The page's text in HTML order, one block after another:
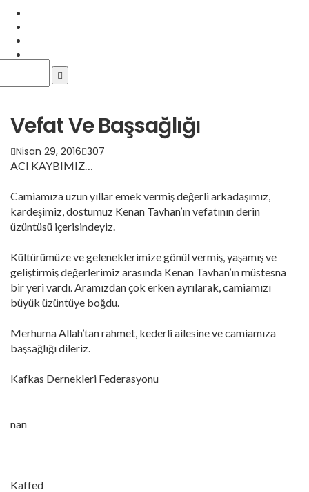
Vefat Ve Başsağlığı
Nisan 29, 2016 307
ACI KAYBIMIZ…
Camiamıza uzun yıllar emek vermiş değerli arkadaşımız,
kardeşimiz, dostumuz Kenan Tavhan’ın vefatının derin
üzüntüsü içerisindeyiz.
Kültürümüze ve geleneklerimize gönül vermiş, yaşamış ve
geliştirmiş değerlerimiz arasında Kenan Tavhan’ın müstesna
bir yeri vardı. Aramızdan çok erken ayrılarak, camiamızı
büyük üzüntüye boğdu.
Merhuma Allah’tan rahmet, kederli ailesine ve camiamıza
başsağlığı dileriz.
Kafkas Dernekleri Federasyonu
nan
Kaffed